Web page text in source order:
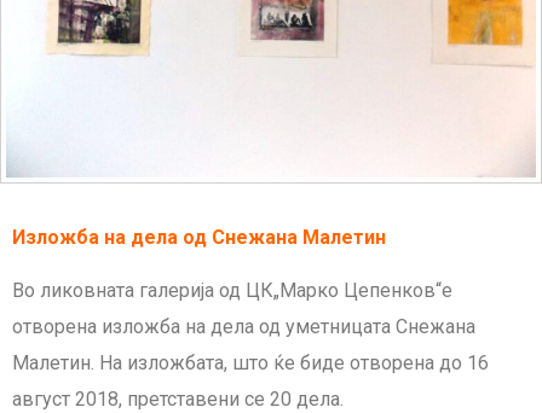
Изложба на дела од Снежана Малетин
Во ликовната галерија од ЦК„Марко Цепенков“е
отворена изложба на дела од уметницата Снежана
Малетин. На изложбата, што ќе биде отворена до 16
август 2018, претставени се 20 дела.